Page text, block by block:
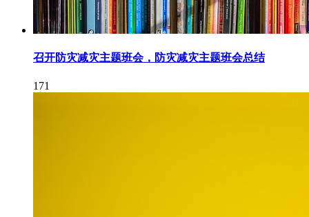
召开防灾减灾主题班会，防灾减灾主题班会总结
171